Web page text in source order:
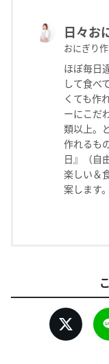
日々お
おにぎり
ほぼ毎日
して食べ
くても作
ーにこだ
類以上。
作れるも
日』（自
楽しい＆
案します。